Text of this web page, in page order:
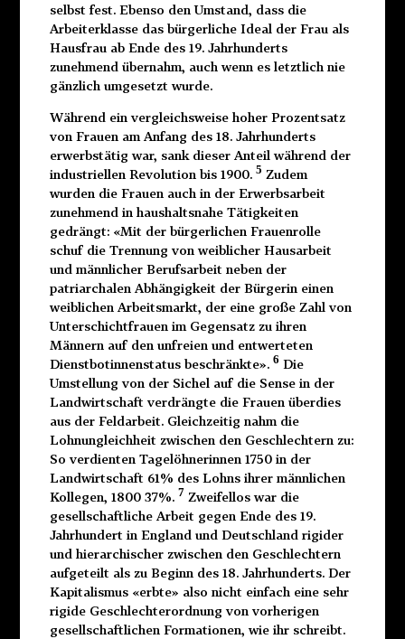
selbst fest. Ebenso den Umstand, dass die
Arbeiterklasse das bürgerliche Ideal der Frau als
Hausfrau ab Ende des 19. Jahrhunderts
zunehmend übernahm, auch wenn es letztlich nie
gänzlich umgesetzt wurde.
Während ein vergleichsweise hoher Prozentsatz
von Frauen am Anfang des 18. Jahrhunderts
erwerbstätig war, sank dieser Anteil während der
industriellen Revolution bis 1900. 5 Zudem
wurden die Frauen auch in der Erwerbsarbeit
zunehmend in haushaltsnahe Tätigkeiten
gedrängt: «Mit der bürgerlichen Frauenrolle
schuf die Trennung von weiblicher Hausarbeit
und männlicher Berufsarbeit neben der
patriarchalen Abhängigkeit der Bürgerin einen
weiblichen Arbeitsmarkt, der eine große Zahl von
Unterschichtfrauen im Gegensatz zu ihren
Männern auf den unfreien und entwerteten
Dienstbotinnenstatus beschränkte». 6 Die
Umstellung von der Sichel auf die Sense in der
Landwirtschaft verdrängte die Frauen überdies
aus der Feldarbeit. Gleichzeitig nahm die
Lohnungleichheit zwischen den Geschlechtern zu:
So verdienten Tagelöhnerinnen 1750 in der
Landwirtschaft 61% des Lohns ihrer männlichen
Kollegen, 1800 37%. 7 Zweifellos war die
gesellschaftliche Arbeit gegen Ende des 19.
Jahrhundert in England und Deutschland rigider
und hierarchischer zwischen den Geschlechtern
aufgeteilt als zu Beginn des 18. Jahrhunderts. Der
Kapitalismus «erbte» also nicht einfach eine sehr
rigide Geschlechterordnung von vorherigen
gesellschaftlichen Formationen, wie ihr schreibt.